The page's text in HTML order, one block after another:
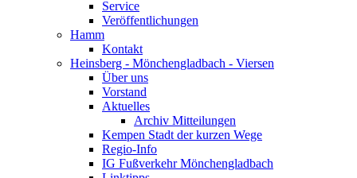
Service
Veröffentlichungen
Hamm
Kontakt
Heinsberg - Mönchengladbach - Viersen
Über uns
Vorstand
Aktuelles
Archiv Mitteilungen
Kempen Stadt der kurzen Wege
Regio-Info
IG Fußverkehr Mönchengladbach